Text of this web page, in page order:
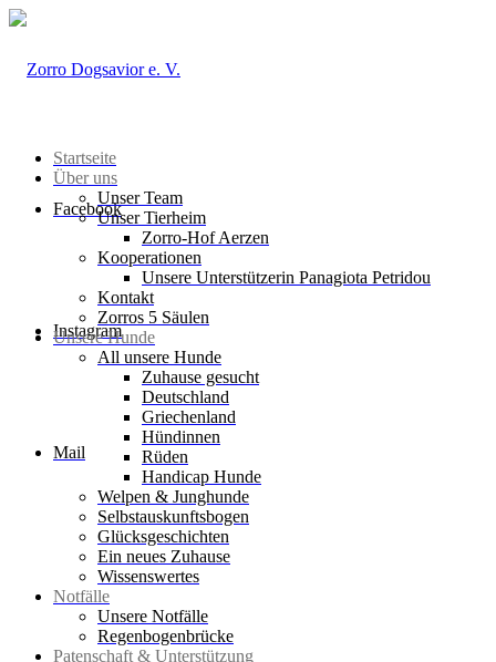
Facebook
Instagram
Mail
Startseite
Über uns
Unser Team
Unser Tierheim
Zorro-Hof Aerzen
Kooperationen
Unsere Unterstützerin Panagiota Petridou
Kontakt
Zorros 5 Säulen
Unsere Hunde
All unsere Hunde
Zuhause gesucht
Deutschland
Griechenland
Hündinnen
Rüden
Handicap Hunde
Welpen & Junghunde
Selbstauskunftsbogen
Glücksgeschichten
Ein neues Zuhause
Wissenswertes
Notfälle
Unsere Notfälle
Regenbogenbrücke
Patenschaft & Unterstützung